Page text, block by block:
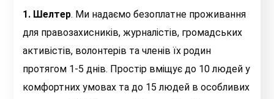
1. Шелтер. Ми надаємо безоплатне проживання
для правозахисників, журналістів, громадських
активістів, волонтерів та членів їх родин
протягом 1-5 днів. Простір вміщує до 10 людей у
комфортних умовах та до 15 людей в особливих